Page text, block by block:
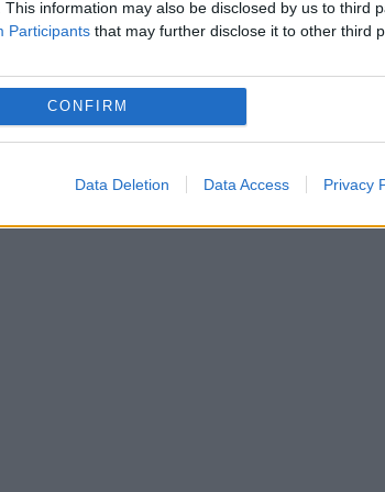
This information may also be disclosed by us to third
Participants that may further disclose it to other third
CONFIRM
Data Deletion Data Access Privacy
la gazda umană.
dovezi că avem segmente mai
de la Institutul de Genetică al
citat.